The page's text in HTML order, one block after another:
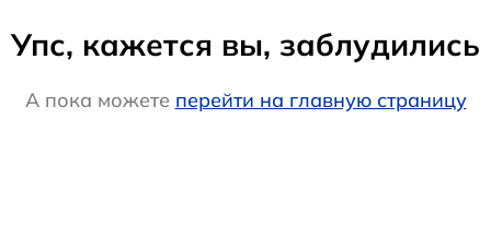
Упс, кажется вы, заблудились
А пока можете перейти на главную страницу